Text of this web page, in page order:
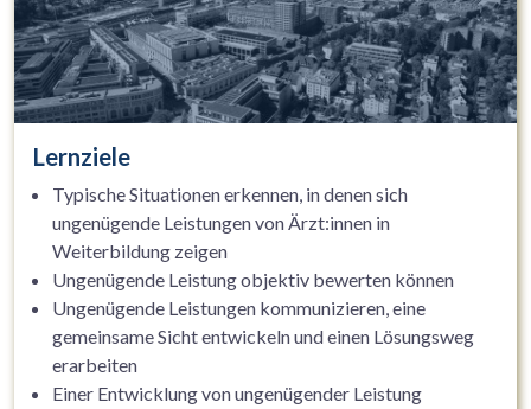
Lernziele
Typische Situationen erkennen, in denen sich
ungenügende Leistungen von Ärzt:innen in
Weiterbildung zeigen
Ungenügende Leistung objektiv bewerten können
Ungenügende Leistungen kommunizieren, eine
gemeinsame Sicht entwickeln und einen Lösungsweg
erarbeiten
Einer Entwicklung von ungenügender Leistung